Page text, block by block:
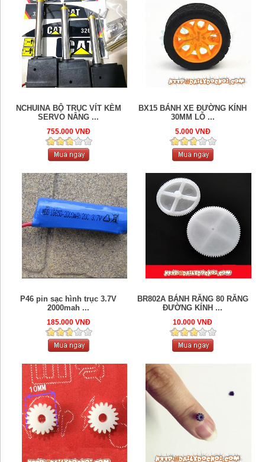
NCHUINA BỘ TRỤC VÍT KÈM
SERVO NÂNG ...
755.000 VNĐ
BX15 BÁNH XE ĐƯỜNG KÍNH
30MM LỖ ...
5.000 VNĐ
P46 pin sạc hình trục 3.7V
2000mah ...
185.000 VNĐ
BR802A BÁNH RĂNG 80 RĂNG
ĐƯỜNG KÍNH ...
10.000 VNĐ